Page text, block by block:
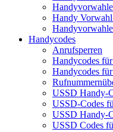
Handy
Handycodes
Anrufsperren
Handycodes
Handycodes
USSD Handy-
USSD-Codes
USSD Handy-
USSD Codes